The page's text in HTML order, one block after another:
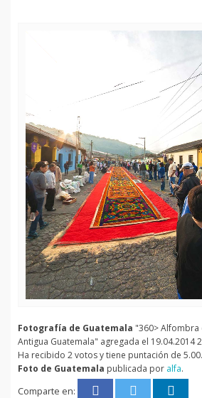
Fotografía de Guatemala "360> Alfombra
Antigua Guatemala" agregada el 19.04.2014
Ha recibido 2 votos y tiene puntación de 5.00.
Foto de Guatemala publicada por alfa.
Comparte en: